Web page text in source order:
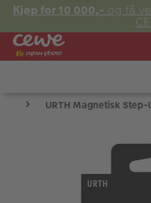
Kjøp for 10 000,- og få
KAMERA
FOTOTILBEHØR
URTH Magnetisk